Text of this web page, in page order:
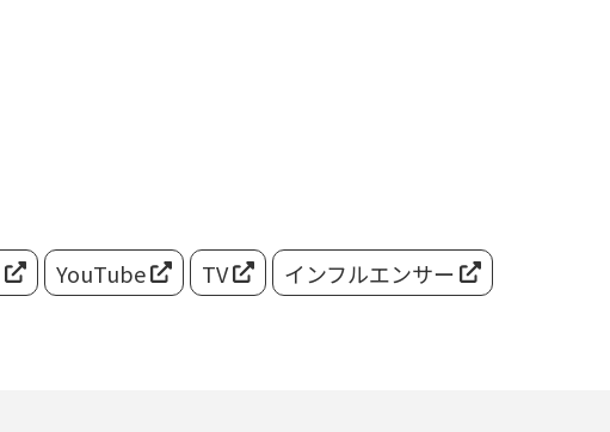
YouTube TV インフルエンサー